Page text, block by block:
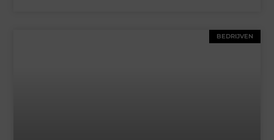
BEDRIJVEN